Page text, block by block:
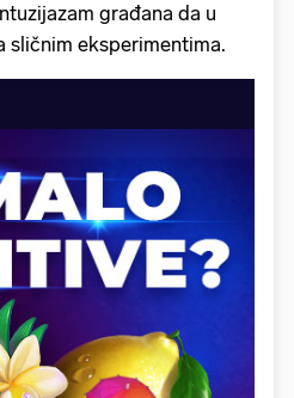
građana da u
sličnim eksperimentima.